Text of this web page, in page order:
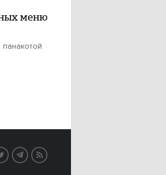
меню
TwitterTelegram
RSS